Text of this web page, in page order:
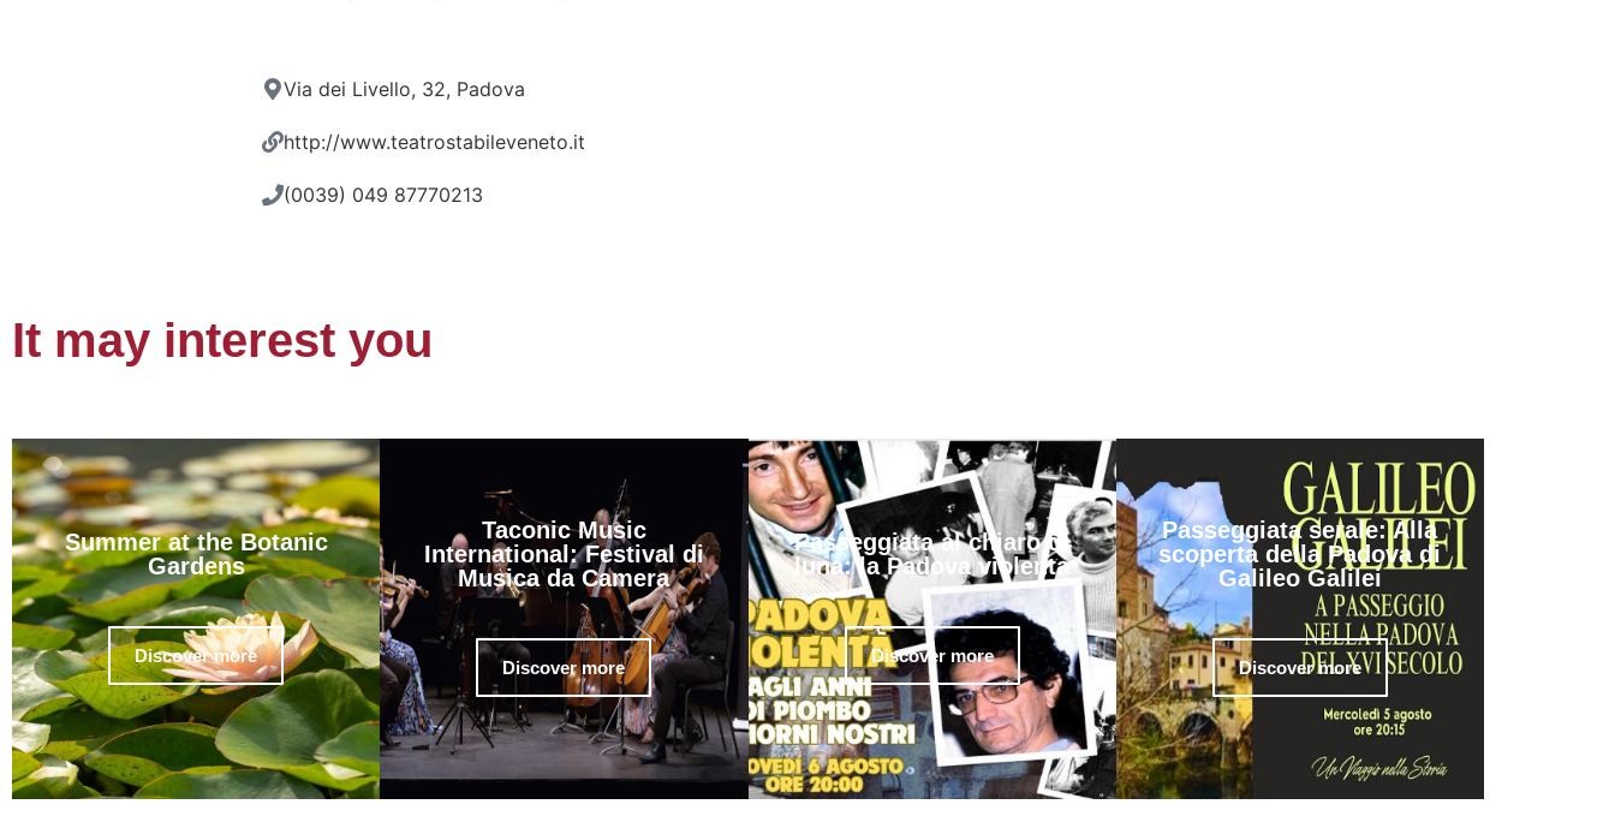
Via dei Livello, 32, Padova
http://www.teatrostabileveneto.it
(0039) 049 87770213
It may interest you
Summer at the Botanic
Gardens
Discover more
Taconic Music
International: Festival di
Musica da Camera
Discover more
Passeggiata al chiaro di
luna: la Padova violenta
Discover more
Passeggiata serale: Alla
scoperta della Padova di
Galileo Galilei
Discover more